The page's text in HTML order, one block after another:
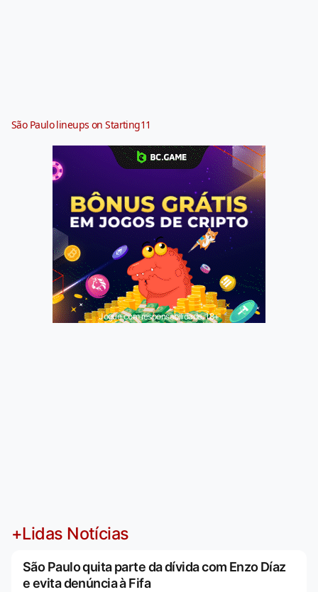
São Paulo lineups on Starting11
Jogue com responsabilidade. 18+
+Lidas Notícias
São Paulo quita parte da dívida com Enzo Díaz
e evita denúncia à Fifa